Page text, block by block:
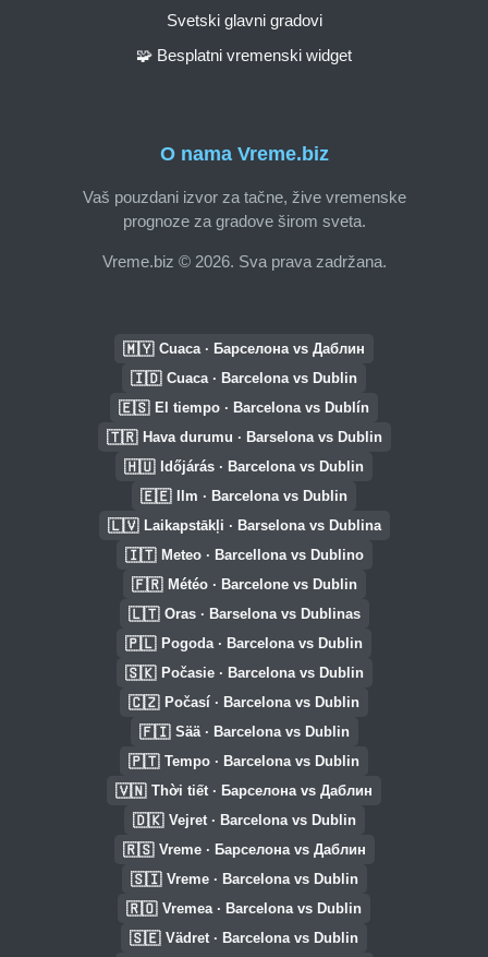
O nama Vreme.biz
Vaš pouzdani izvor za tačne, žive vremenske
prognoze za gradove širom sveta.
Vreme.biz © 2026. Sva prava zadržana.
Svetski glavni gradovi
🧩 Besplatni vremenski widget
🇲🇾 Cuaca · Барселона vs Даблин
🇮🇩 Cuaca · Barcelona vs Dublin
🇪🇸 El tiempo · Barcelona vs Dublín
🇹🇷 Hava durumu · Barselona vs Dublin
🇭🇺 Időjárás · Barcelona vs Dublin
🇪🇪 Ilm · Barcelona vs Dublin
🇱🇻 Laikapstākļi · Barselona vs Dublina
🇮🇹 Meteo · Barcellona vs Dublino
🇫🇷 Météo · Barcelone vs Dublin
🇱🇹 Oras · Barselona vs Dublinas
🇵🇱 Pogoda · Barcelona vs Dublin
🇸🇰 Počasie · Barcelona vs Dublin
🇨🇿 Počasí · Barcelona vs Dublin
🇫🇮 Sää · Barcelona vs Dublin
🇵🇹 Tempo · Barcelona vs Dublin
🇻🇳 Thời tiết · Барселона vs Даблин
🇩🇰 Vejret · Barcelona vs Dublin
🇷🇸 Vreme · Барселона vs Даблин
🇸🇮 Vreme · Barcelona vs Dublin
🇷🇴 Vremea · Barcelona vs Dublin
🇸🇪 Vädret · Barcelona vs Dublin